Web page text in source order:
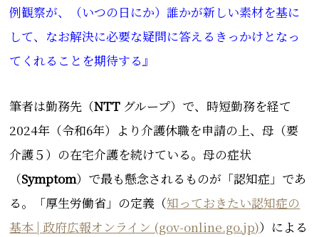
例観察が、（いつの日にか）誰かが新しい素材を基に
して、なお解決に必要な疑問に答えるきっかけとなっ
てくれることを期待する』
筆者は勤務先（NTT グループ）で、 時短勤務を経て
2024年（令和6年）より介護休職を申請の上、母（要
介護５）の在宅介護を続けている。母の症状
（Symptom）で最も懸念されるものが「認知症」であ
る。「厚生労働省」の定義（知っておきたい認知症の
基本 | 政府広報オンライン (gov-online.go.jp)）による